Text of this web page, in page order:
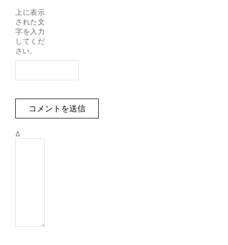
上に表示
された文
字を入力
してくだ
さい。
Δ